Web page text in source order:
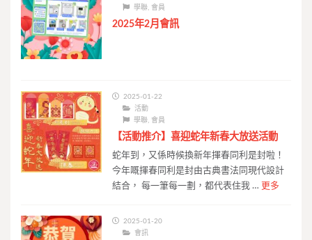
學聯 會員
2025年2月會訊
2025-01-22
活動
學聯, 會員
【活動推介】喜迎蛇年新春大放送活動
蛇年到，又係時候換新年揮春同利是封啦！
今年嘅揮春同利是封由古典書法同現代設計
結合， 每一筆每一劃，都代表住我 … 更多
2025-01-20
會訊